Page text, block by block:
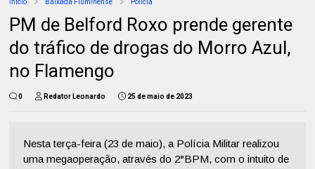
Início Baixada Fluminense Polícia
PM de Belford Roxo prende gerente
do tráfico de drogas do Morro Azul,
no Flamengo
0 Redator Leonardo 25 de maio de 2023
Nesta terça-feira (23 de maio), a Polícia Militar realizou
uma megaoperação, através do 2°BPM, com o intuito de